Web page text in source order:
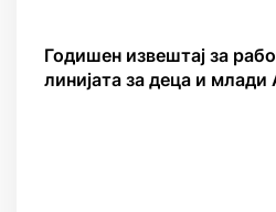
Годишен извештај за
линијата за деца и